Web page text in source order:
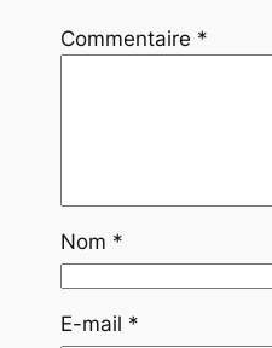
Commentaire *
Nom *
E-mail *